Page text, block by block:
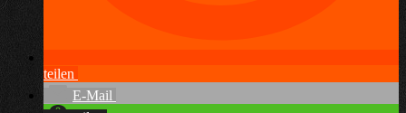
teilen
E-Mail